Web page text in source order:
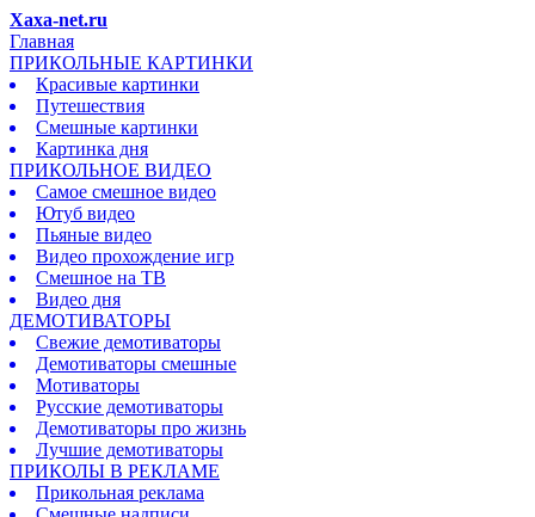
Xaxa-net.ru
Главная
ПРИКОЛЬНЫЕ КАРТИНКИ
Красивые картинки
Путешествия
Смешные картинки
Картинка дня
ПРИКОЛЬНОЕ ВИДЕО
Самое смешное видео
Ютуб видео
Пьяные видео
Видео прохождение игр
Смешное на ТВ
Видео дня
ДЕМОТИВАТОРЫ
Свежие демотиваторы
Демотиваторы смешные
Мотиваторы
Русские демотиваторы
Демотиваторы про жизнь
Лучшие демотиваторы
ПРИКОЛЫ В РЕКЛАМЕ
Прикольная реклама